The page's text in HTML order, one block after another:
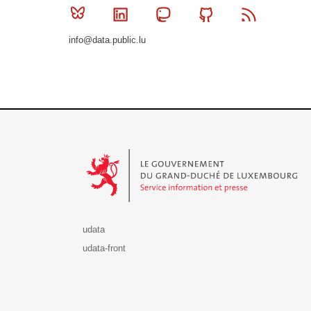
Bluesky Linkedin MastodonGithub
info@data.public.lu
udata
udata-front